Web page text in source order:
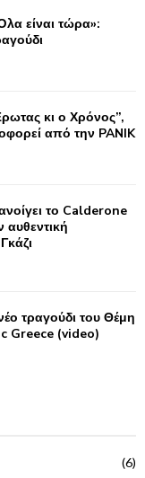
είναι τώρα»:
κι ο Χρόνος”,
από την PANIK
το Calderone
αυθεντική
τραγούδι του Θέμη
Greece (video)
(6)